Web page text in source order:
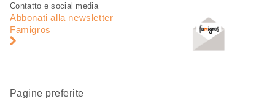
Piè
pagina
Navigazione
pagina
Contatto e social media
Abbonati alla newsletter
Famigros
Pagine preferite